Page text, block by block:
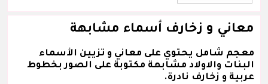
معاني و زخارف أسماء مشابهة
معجم شامل يحتوي على معاني و تزيين الأسماء
البنات والاولاد مشابهة مكتوبة على الصور بخطوط
عربية و زخارف نادرة.